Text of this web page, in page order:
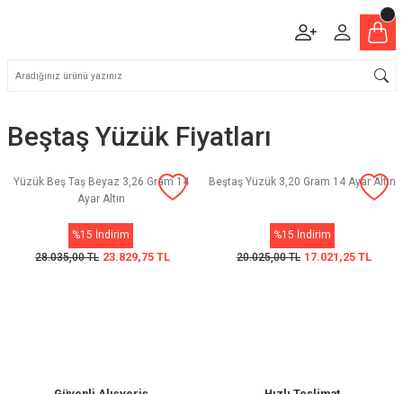
Beştaş Yüzük Fiyatları
Yüzük Beş Taş Beyaz 3,26 Gram 14
Ayar Altın
%15 İndirim
28.035,00 TL 23.829,75 TL
Beştaş Yüzük 3,20 Gram 14 Ayar Altın
%15 İndirim
20.025,00 TL 17.021,25 TL